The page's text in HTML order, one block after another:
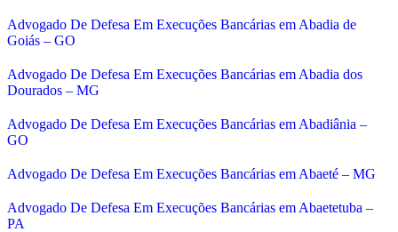
Advogado De Defesa Em Execuções Bancárias em Abadia de
Goiás – GO
Advogado De Defesa Em Execuções Bancárias em Abadia dos
Dourados – MG
Advogado De Defesa Em Execuções Bancárias em Abadiânia –
GO
Advogado De Defesa Em Execuções Bancárias em Abaeté – MG
Advogado De Defesa Em Execuções Bancárias em Abaetetuba –
PA